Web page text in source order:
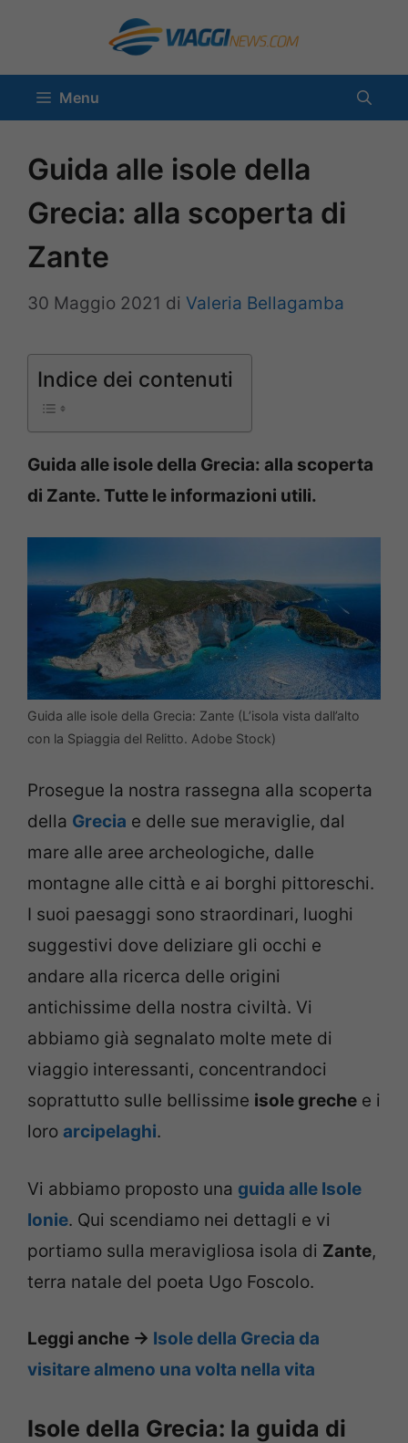
contenuto
Menu
Guida alle isole della
Grecia: alla scoperta di
Zante
30 Maggio 2021 di Valeria Bellagamba
Indice dei contenuti
Guida alle isole della Grecia: alla scoperta
di Zante. Tutte le informazioni utili.
Guida alle isole della Grecia: Zante (L’isola vista dall’alto
con la Spiaggia del Relitto. Adobe Stock)
Prosegue la nostra rassegna alla scoperta
della Grecia e delle sue meraviglie, dal
mare alle aree archeologiche, dalle
montagne alle città e ai borghi pittoreschi.
I suoi paesaggi sono straordinari, luoghi
suggestivi dove deliziare gli occhi e
andare alla ricerca delle origini
antichissime della nostra civiltà. Vi
abbiamo già segnalato molte mete di
viaggio interessanti, concentrandoci
soprattutto sulle bellissime isole greche e i
loro arcipelaghi.
Vi abbiamo proposto una guida alle Isole
Ionie. Qui scendiamo nei dettagli e vi
portiamo sulla meravigliosa isola di Zante,
terra natale del poeta Ugo Foscolo.
Leggi anche -> Isole della Grecia da
visitare almeno una volta nella vita
Isole della Grecia: la guida di